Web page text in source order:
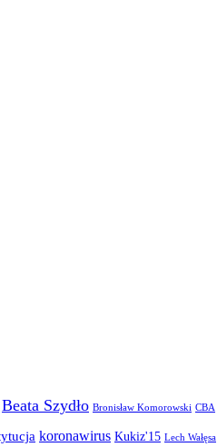
Beata Szydło Bronisław Komorowski CBA
koronawirus Kukiz'15 Lech Wałęsa